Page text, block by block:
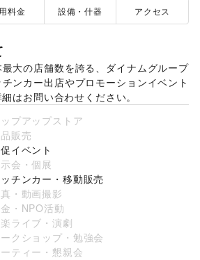
料金 設備・什器 アクセス
大の店舗数を誇る、ダイナムグループ
ンカー出店やプロモーションイベント
はお問い合わせください。
プアップストア
販売
イベント
会・個展
チンカー・移動販売
・動画撮影
・NPO活動
ライブ・演劇
クショップ・勉強会
ティー・懇親会